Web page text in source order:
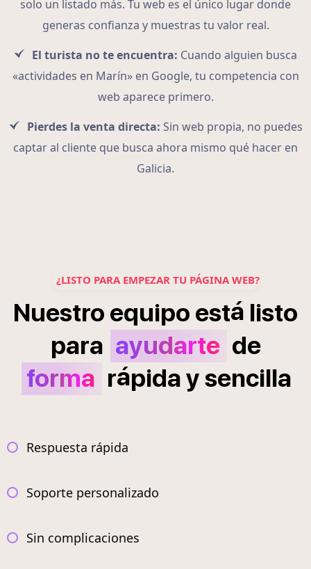
solo un listado más. Tu web es el único lugar donde
generas confianza y muestras tu valor real.
El turista no te encuentra: Cuando alguien busca
«actividades en Marín» en Google, tu competencia con
web aparece primero.
Pierdes la venta directa: Sin web propia, no puedes
captar al cliente que busca ahora mismo qué hacer en
Galicia.
¿LISTO PARA EMPEZAR TU PÁGINA WEB?
Nuestro equipo está listo
para ayudarte de
forma rápidaysencilla
Respuesta rápida
Soporte personalizado
Sin complicaciones